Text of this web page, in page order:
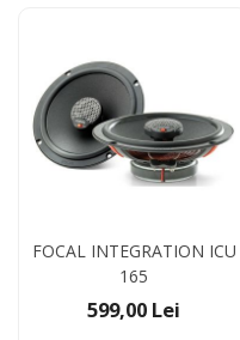
FOCAL INTEGRATION ICU
165
599,00 Lei